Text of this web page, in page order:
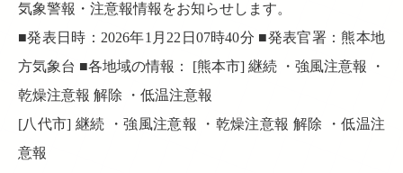
気象警報・注意報情報をお知らせします。
■発表日時：2026年1月22日07時40分 ■発表官署：熊本地
方気象台 ■各地域の情報： [熊本市] 継続 ・強風注意報 ・
乾燥注意報 解除 ・低温注意報
[八代市] 継続 ・強風注意報 ・乾燥注意報 解除 ・低温注
意報